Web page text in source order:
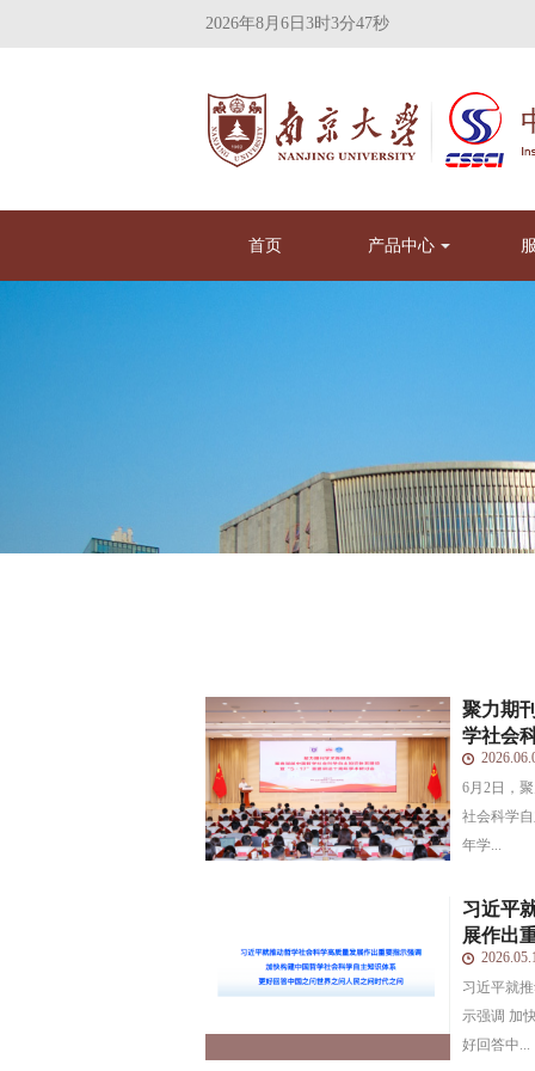
2026年8月6日3时3分48秒
首页 产品中心
聚力期
学社会
6月2日，
社会科学
年学...
习近平
展作出
习近平就
示强调 加
好回答中...